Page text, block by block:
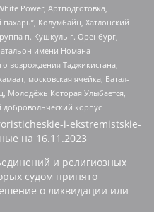
Power, Артподготовка,
Колумбайн, Хатлонский
п. Кушкуль г. Оренбург,
имени Номана
возрождения Таджикистана,
московская ячейка, Батал-
Молодёжь Которая Улыбается,
добровольческий корпус
i-ekstremistskie-
на 16.11.2023
и религиозных
судом принято
о ликвидации или